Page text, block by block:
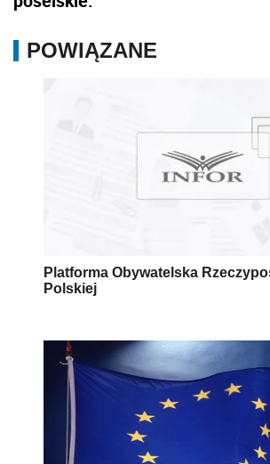
POWIĄZANE
Platforma Obywatelska
Polskiej